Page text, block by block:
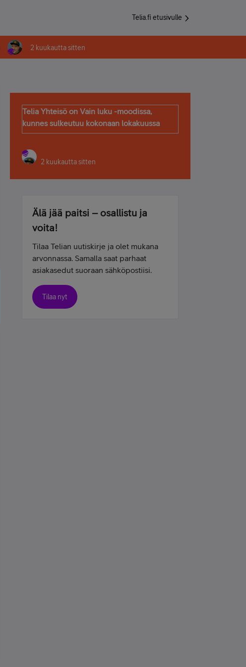
Telia.fi etusivulle
2 kuukautta sitten
Telia Yhteisö on Vain luku -moodissa,
kunnes sulkeutuu kokonaan lokakuussa
2 kuukautta sitten
Älä jää paitsi – osallistu ja
voita!
Tilaa Telian uutiskirje ja olet mukana
arvonnassa. Samalla saat parhaat
asiakasedut suoraan sähköpostiisi.
Tilaa nyt